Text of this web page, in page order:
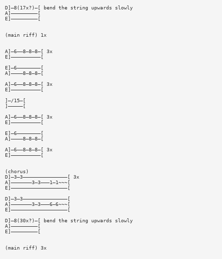
D]—8(17x?)—[ bend the string upwards slowly
A]—————————[
E]—————————[
(main riff) 1x
A]—6——8—8—8—[ 3x
E]——————————[
E]—6————————[
A]————8—8—8—[
A]—6——8—8—8—[ 3x
E]——————————[
]—/15—[
]—————[
A]—6——8—8—8—[ 3x
E]——————————[
E]—6————————[
A]————8—8—8—[
A]—6——8—8—8—[ 3x
E]——————————[
(chorus)
D]—3—3———————————————[ 3x
A]———————3—3———1—1~~~[
E]———————————————————[
D]—3—3———————————————[
A]———————3—3———6—6~~~[
E]———————————————————[
D]—8(30x?)—[ bend the string upwards slowly
A]—————————[
E]—————————[
(main riff) 3x